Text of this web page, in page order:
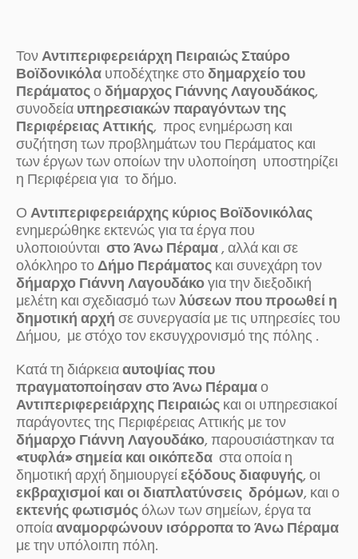
ΤονΑντιπεριφερειάρχη Πειραιώς Σταύρο
Βοϊδονικόλαυποδέχτηκε στοδημαρχείο του
Περάματοςοδήμαρχος Γιάννης Λαγουδάκος,
συνοδείαυπηρεσιακών παραγόντων της
Περιφέρειας Αττικής, προς ενημέρωση και
συζήτηση των προβλημάτων του Περάματος και
των έργων των οποίων την υλοποίηση υποστηρίζει
η Περιφέρεια για το δήμο.
ΟΑντιπεριφερειάρχης κύριοςΒοϊδονικόλας
ενημερώθηκε εκτενώς για τα έργα που
υλοποιούνται στο Άνω Πέραμα, αλλά και σε
ολόκληρο τοΔήμο Περάματοςκαι συνεχάρη τον
δήμαρχο Γιάννη Λαγουδάκογια την διεξοδική
μελέτη και σχεδιασμό τωνλύσεων που προωθεί η
δημοτική αρχήσε συνεργασία με τις υπηρεσίες του
Δήμου, με στόχο τον εκσυγχρονισμό της πόλης .
Κατά τη διάρκειααυτοψίας που
πραγματοποίησαν στο Άνω Πέραμαο
Αντιπεριφερειάρχης Πειραιώςκαι οι υπηρεσιακοί
παράγοντες της Περιφέρειας Αττικής με τον
δήμαρχο Γιάννη Λαγουδάκο, παρουσιάστηκαν τα
«τυφλά» σημεία και οικόπεδα στα οποία η
δημοτική αρχή δημιουργείεξόδους διαφυγής, οι
εκβραχισμοί και οι διαπλατύνσεις δρόμων, και ο
εκτενής φωτισμόςόλων των σημείων, έργα τα
οποίααναμορφώνουν ισόρροπα το Άνω Πέραμα
με την υπόλοιπη πόλη.